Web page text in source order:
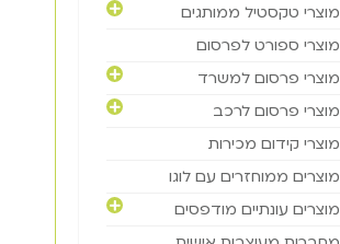
מוצרי טקסטיל ממותגים
מוצרי ספורט לפרסום
מוצרי פרסום למשרד
מוצרי פרסום לרכב
מוצרי קידום מכירות
מוצרים ממוחזרים עם לוגו
מוצרים עונתיים מודפסים